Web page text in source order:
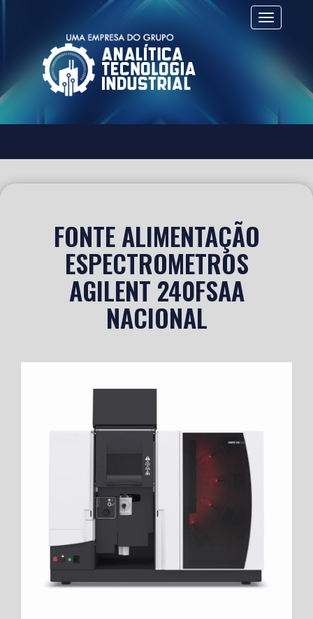
Alternar
FONTE ALIMENTAÇÃO
ESPECTROMETROS
AGILENT 240FSAA
NACIONAL